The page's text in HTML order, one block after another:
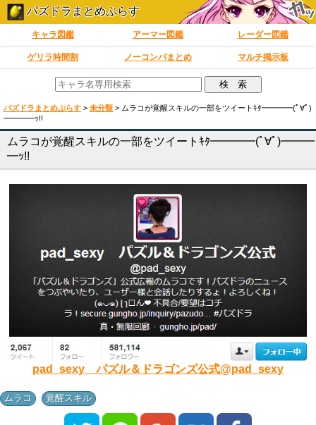
パズドラまとめぷらす
キャラ図鑑 アーマー図鑑 レーダー図鑑
ゲリラ時間割 ノーコンパまとめ マルチ掲示板
パズドラまとめぷらす > 未分類 > ムラコが覚醒スキルの一部をツイートｷﾀ━━━━(ﾟ∀ﾟ)
━━━━ｯ!!
ムラコが覚醒スキルの一部をツイートｷﾀ━━━━(ﾟ∀ﾟ)━━━
━ｯ!!
pad_sexy パズル＆ドラゴンズ公式@pad_sexy
ムラコ 覚醒スキル